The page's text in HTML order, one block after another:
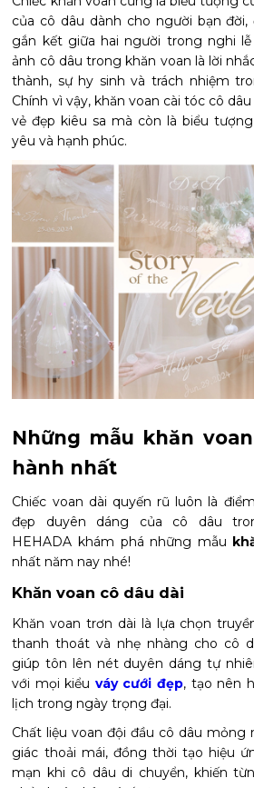
của cô dâu dành cho người bạn
gắn kết giữa hai người trong nghi
ảnh cô dâu trong khăn voan là lời
thành, sự hy sinh và trách nhiệm
Chính vì vậy, khăn voan cài tóc cô
vẻ đẹp kiêu sa mà còn là biểu
yêu và hạnh phúc.
Những mẫu khăn
hành nhất
Chiếc voan dài quyến rũ luôn là
đẹp duyên dáng của cô dâu
HEHADA khám phá những mẫu
nhất năm nay nhé!
Khăn voan cô dâu dài
Khăn voan trơn dài là lựa chọn
thanh thoát và nhẹ nhàng cho cô
giúp tôn lên nét duyên dáng tự
với mọi kiểu váy cưới đẹp, tạo nên
lịch trong ngày trọng đại.
Chất liệu voan đội đầu cô dâu mỏng
giác thoải mái, đồng thời tạo hiệu
mạn khi cô dâu di chuyển, khiến